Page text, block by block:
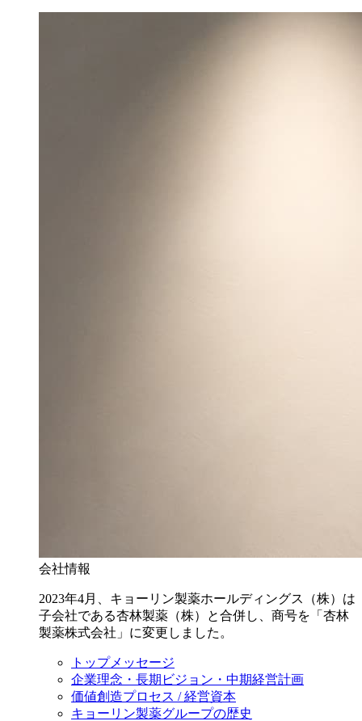
会社情報
2023年4月、キョーリン製薬ホールディングス（株）は
子会社である杏林製薬（株）と合併し、商号を「杏林
製薬株式会社」に変更しました。
トップメッセージ
企業理念・長期ビジョン・中期経営計画
価値創造プロセス / 経営資本
キョーリン製薬グループの歴史